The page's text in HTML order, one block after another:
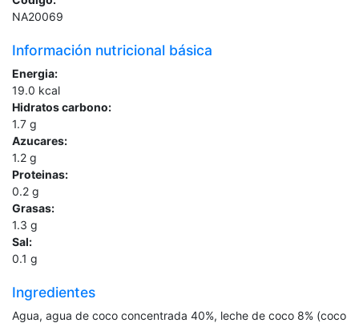
NA20069
Información nutricional básica
Energia:
19.0 kcal
Hidratos carbono:
1.7 g
Azucares:
1.2 g
Proteinas:
0.2 g
Grasas:
1.3 g
Sal:
0.1 g
Ingredientes
Agua, agua de coco concentrada 40%, leche de coco 8% (coco